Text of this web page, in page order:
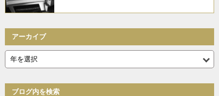
アーカイブ
ブログ内を検索